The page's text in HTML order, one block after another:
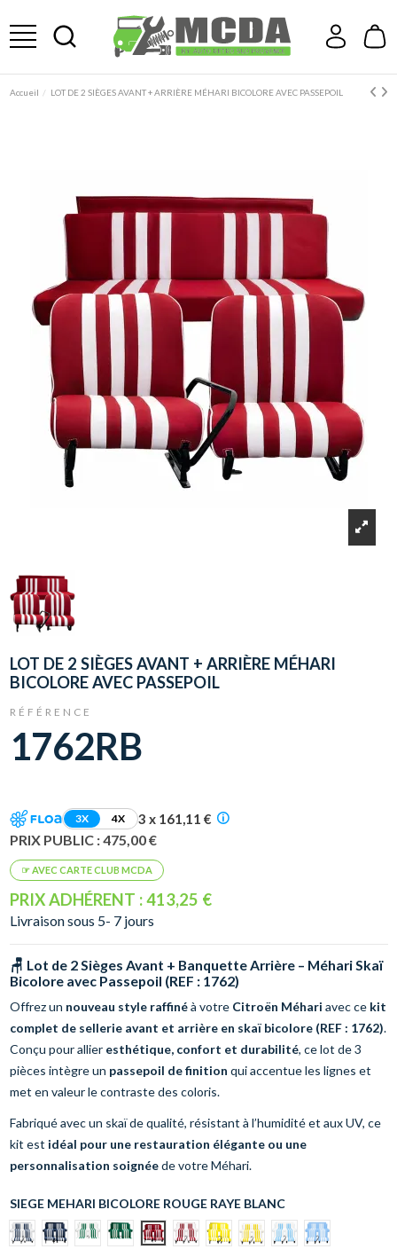
Accueil LOT DE 2 SIÈGES AVANT + ARRIÈRE MÉHARI BICOLORE AVEC PASSEPOIL
LOT DE 2 SIÈGES AVANT + ARRIÈRE MÉHARI
BICOLORE AVEC PASSEPOIL
RÉFÉRENCE
1762RB
3X 4X 3 x 161,11 €
PRIX PUBLIC : 475,00 €
PRIX ADHÉRENT : 413,25 €
Livraison sous 5- 7 jours
🪑 Lot de 2 Sièges Avant + Banquette Arrière – Méhari Skaï
Bicolore avec Passepoil (REF : 1762)
Offrez un nouveau style raffinéà votre Citroën Méhari avec ce kit
complet de sellerie avant et arrière en skaï bicolore (REF : 1762).
Conçu pour allier esthétique, confort et durabilité, ce lot de 3
pièces intègre un passepoil de finition qui accentue les lignes et
met en valeur le contraste des coloris.
Fabriqué avec un skaï de qualité, résistant à l’humidité et aux UV, ce
kit est idéal pour une restauration élégante ou une
personnalisation soignéede votre Méhari.
SIEGE MEHARI BICOLORE ROUGE RAYE BLANC
BLANC RAYE BLEU
BLEU RAYE BLANC
BLANC RAYE VERT
VERT RAYE BLANC
ROUGE RAYE BLANC
BLANC RAYE ROUGE
JAUNE RAYE BLANC
BLANC RAYE JAUNE
BLANC RAYE BLEU
BLEU CLAIR